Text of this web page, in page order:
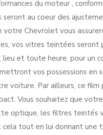
du moteur ,
seront au coeur des
Chevrolet vous
vos vitres teintées seront
et toute heure, pour un
vos possessions en
voiture. Par ailleurs, ce
Vous souhaitez que
optique, les filtres teintés
tout en lui donnant une